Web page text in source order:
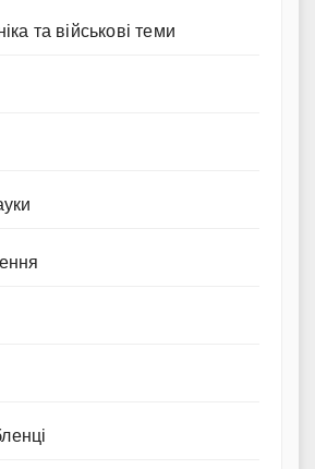
та військові теми